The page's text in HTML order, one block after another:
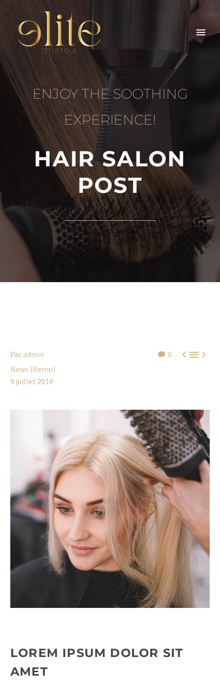
ENJOY THE SOOTHING
EXPERIENCE!
HAIR SALON
POST
0 
Par admin
News (Demo)
9 juillet 2019
LOREM IPSUM DOLOR SIT
AMET